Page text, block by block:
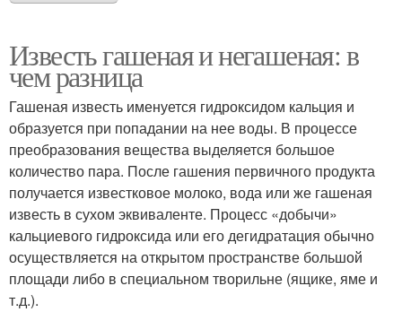
Известь гашеная и негашеная: в
чем разница
Гашеная известь именуется гидроксидом кальция и
образуется при попадании на нее воды. В процессе
преобразования вещества выделяется большое
количество пара. После гашения первичного продукта
получается известковое молоко, вода или же гашеная
известь в сухом эквиваленте. Процесс «добычи»
кальциевого гидроксида или его дегидратация обычно
осуществляется на открытом пространстве большой
площади либо в специальном творильне (ящике, яме и
т.д.).